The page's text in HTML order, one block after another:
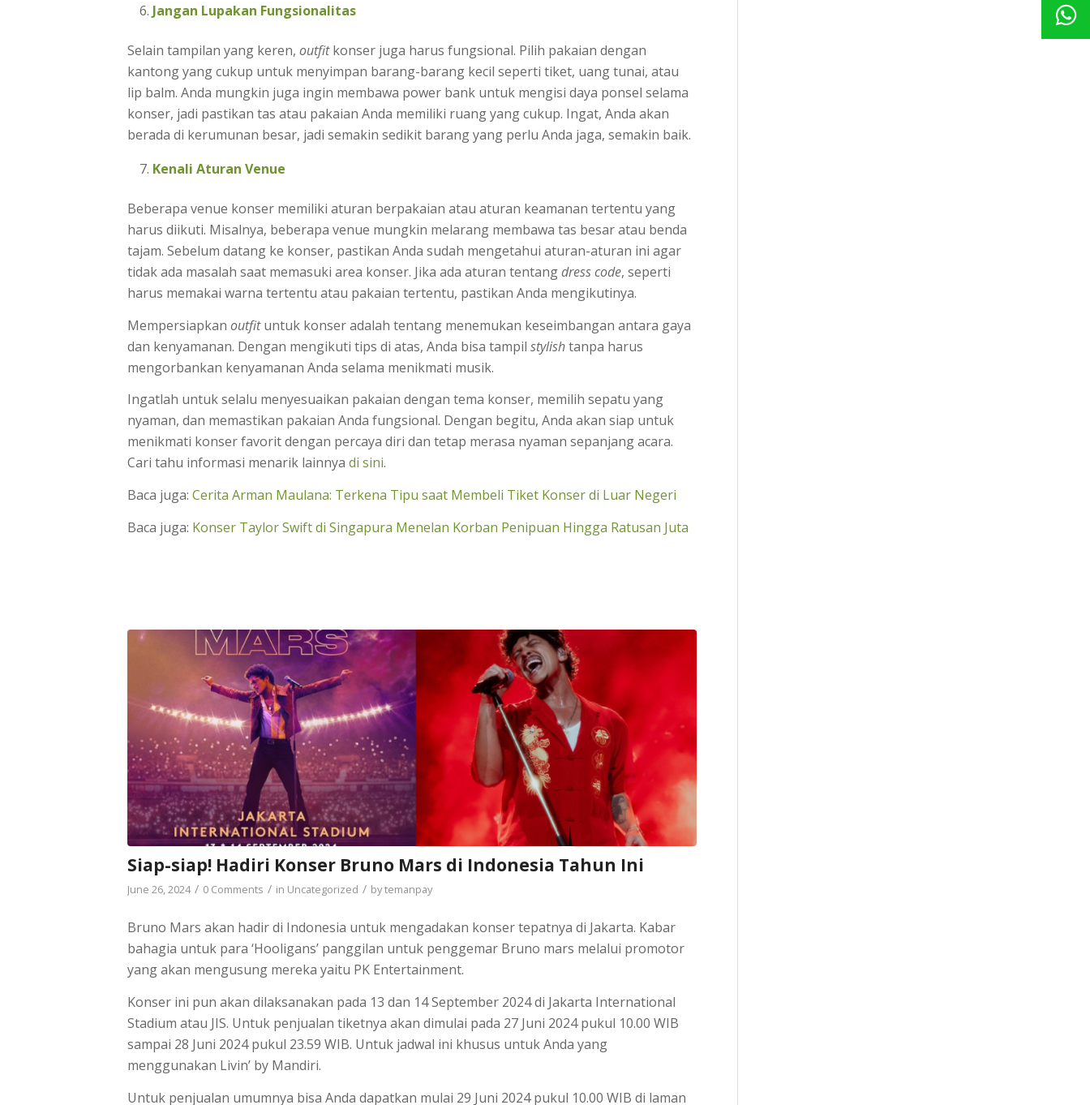
Jangan Lupakan Fungsionalitas
Selain tampilan yang keren, outfitkonser juga harus fungsional. Pilih pakaian dengan
kantong yang cukup untuk menyimpan barang-barang kecil seperti tiket, uang tunai, atau
lip balm. Anda mungkin juga ingin membawa power bank untuk mengisi daya ponsel selama
konser, jadi pastikan tas atau pakaian Anda memiliki ruang yang cukup. Ingat, Anda akan
berada di kerumunan besar, jadi semakin sedikit barang yang perlu Anda jaga, semakin baik.
Kenali Aturan Venue
Beberapa venue konser memiliki aturan berpakaian atau aturan keamanan tertentu yang
harus diikuti. Misalnya, beberapa venue mungkin melarang membawa tas besar atau benda
tajam. Sebelum datang ke konser, pastikan Anda sudah mengetahui aturan-aturan ini agar
tidak ada masalah saat memasuki area konser. Jika ada aturan tentangdress code, seperti
harus memakai warna tertentu atau pakaian tertentu, pastikan Anda mengikutinya.
Mempersiapkan outfituntuk konser adalah tentang menemukan keseimbangan antara gaya
dan kenyamanan. Dengan mengikuti tips di atas, Anda bisa tampil stylishtanpa harus
mengorbankan kenyamanan Anda selama menikmati musik.
Ingatlah untuk selalu menyesuaikan pakaian dengan tema konser, memilih sepatu yang
nyaman, dan memastikan pakaian Anda fungsional. Dengan begitu, Anda akan siap untuk
menikmati konser favorit dengan percaya diri dan tetap merasa nyaman sepanjang acara.
Cari tahu informasi menarik lainnya di sini.
Baca juga: Cerita Arman Maulana: Terkena Tipu saat Membeli Tiket Konser di Luar Negeri
Baca juga: Konser Taylor Swift di Singapura Menelan Korban Penipuan Hingga Ratusan Juta
Siap-siap! Hadiri Konser Bruno Mars di Indonesia Tahun Ini
June 26, 2024 / 0 Comments / in Uncategorized / bytemanpay
Bruno Mars akan hadir di Indonesia untuk mengadakan konser tepatnya di Jakarta. Kabar
bahagia untuk para ‘Hooligans’ panggilan untuk penggemar Bruno mars melalui promotor
yang akan mengusung mereka yaitu PK Entertainment.
Konser ini pun akan dilaksanakan pada 13 dan 14 September 2024 di Jakarta International
Stadium atau JIS. Untuk penjualan tiketnya akan dimulai pada 27 Juni 2024 pukul 10.00 WIB
sampai 28 Juni 2024 pukul 23.59 WIB. Untuk jadwal ini khusus untuk Anda yang
menggunakan Livin’ by Mandiri.
Untuk penjualan umumnya bisa Anda dapatkan mulai 29 Juni 2024 pukul 10.00 WIB di laman